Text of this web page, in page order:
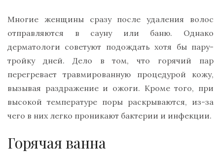
Многие женщины сразу после удаления волос
отправляются в сауну или баню. Однако
дерматологи советуют подождать хотя бы пару-
тройку дней. Дело в том, что горячий пар
перегревает травмированную процедурой кожу,
вызывая раздражение и ожоги. Кроме того, при
высокой температуре поры раскрываются, из-за
чего в них легко проникают бактерии и инфекции.
Горячая ванна